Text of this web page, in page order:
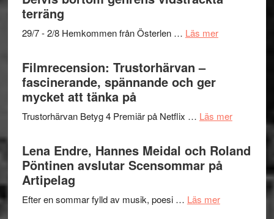
Dana
gräset
en
hjärtevarm
terräng
29/7 - 2/8 Hemkommen från Österlen … Läs merom
–
Delvis
bortom
terräng
Filmrecension: Trustorhärvan –
fascinerande, spännande och ger
mycket att tänka på
Trustorhärvan Betyg 4 Premiär på Netflix … Läs merom
–
Lena Endre, Hannes Meidal och Roland
Pöntinen avslutar Scensommar på
Artipelag
Efter en sommar fylld av musik, poesi … Läs merom